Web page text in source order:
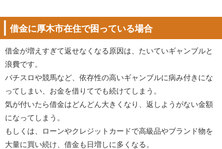
借金に厚木市在住で困っている場合
借金が増えすぎて返せなくなる原因は、たいていギャンブルと
浪費です。
パチスロや競馬など、依存性の高いギャンブルに病み付きにな
ってしまい、お金を借りてでも続けてしまう。
気が付いたら借金はどんどん大きくなり、返しようがない金額
になってしまう。
もしくは、ローンやクレジットカードで高級品やブランド物を
大量に買い続け、借金も日増しに多くなる。